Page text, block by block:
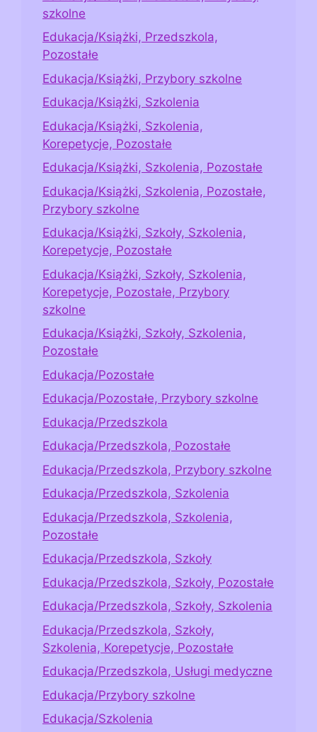
szkolne
Edukacja/Książki, Przedszkola,
Pozostałe
Edukacja/Książki, Przybory szkolne
Edukacja/Książki, Szkolenia
Edukacja/Książki, Szkolenia,
Korepetycje, Pozostałe
Edukacja/Książki, Szkolenia, Pozostałe
Edukacja/Książki, Szkolenia, Pozostałe,
Przybory szkolne
Edukacja/Książki, Szkoły, Szkolenia,
Korepetycje, Pozostałe
Edukacja/Książki, Szkoły, Szkolenia,
Korepetycje, Pozostałe, Przybory
szkolne
Edukacja/Książki, Szkoły, Szkolenia,
Pozostałe
Edukacja/Pozostałe
Edukacja/Pozostałe, Przybory szkolne
Edukacja/Przedszkola
Edukacja/Przedszkola, Pozostałe
Edukacja/Przedszkola, Przybory szkolne
Edukacja/Przedszkola, Szkolenia
Edukacja/Przedszkola, Szkolenia,
Pozostałe
Edukacja/Przedszkola, Szkoły
Edukacja/Przedszkola, Szkoły, Pozostałe
Edukacja/Przedszkola, Szkoły, Szkolenia
Edukacja/Przedszkola, Szkoły,
Szkolenia, Korepetycje, Pozostałe
Edukacja/Przedszkola, Usługi medyczne
Edukacja/Przybory szkolne
Edukacja/Szkolenia